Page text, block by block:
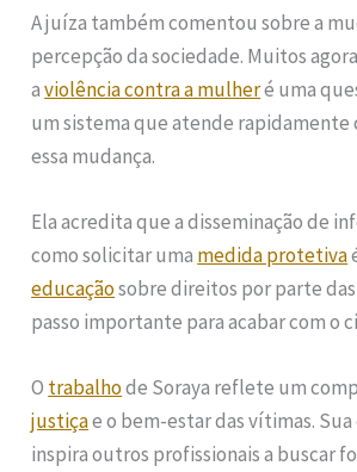
A juíza também comentou sobre a
percepção da sociedade. Muitos
aviolência contra a mulheré uma
um sistema que atende
essa mudança.
Ela acredita que a disseminação de
como solicitar uma medida protetiva
educaçãosobre direitos por parte
passo importante para acabar com o
O trabalhode Soraya reflete um
justiçae o bem-estar das vítimas.
inspira outros profissionais a buscar